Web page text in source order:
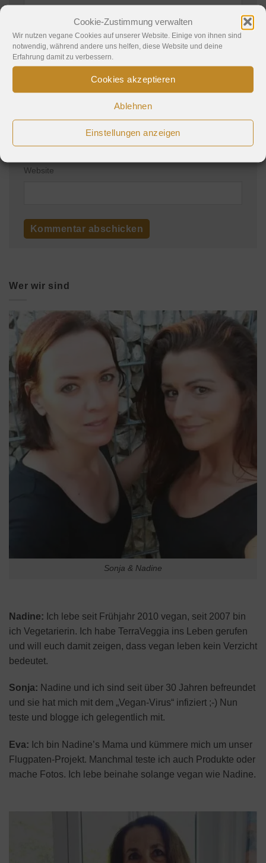
Cookie-Zustimmung verwalten
Wir nutzen vegane Cookies auf unserer Website. Einige von ihnen sind
notwendig, während andere uns helfen, diese Website und deine
Erfahrung damit zu verbessern.
Cookies akzeptieren
Ablehnen
Einstellungen anzeigen
Name*
Website
Wer wir sind
Sonja & Nadine
Nadine: Ich lebe seit Frühjahr 2010 vegan, seit 2007 bin
ich Vegetarierin. Ich habe TerraVeggia ins Leben gerufen
und will euch damit zeigen, dass vegan leben kein Verzicht
bedeutet.
Sonja: Nadine und ich sind seit über 30 Jahren befreundet
und sie hat mich mit dem „Vegan-Virus“ infiziert ;-) Nun
teste und blogge ich gelegentlich mit.
Eva: Ich bin Nadine’s Mama und kümmere mich um unser
Flugpaten-Projekt. Manchmal teste ich auch Produkte oder
mache Fotos. Ich lebe beinahe solange vegan wie Nadine.